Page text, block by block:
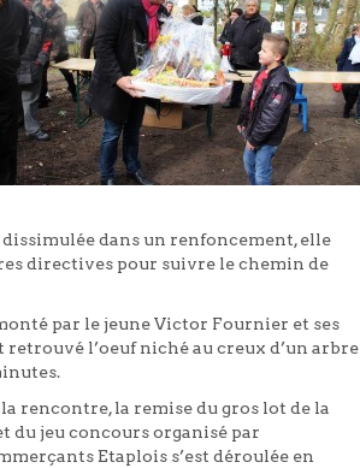
dans un renfoncement, elle
directives pour suivre le chemin de
par le jeune Victor Fournier et ses
l’oeuf niché au creux d’un arbre
rencontre, la remise du gros lot de la
du jeu concours organisé par
Etaplois s’est déroulée en